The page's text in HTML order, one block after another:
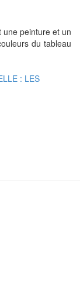
une peinture et un
du tableau
: LES